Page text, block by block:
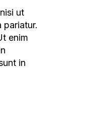
pariatur.
enim
in